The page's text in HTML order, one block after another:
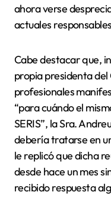
ahora verse
actuales
Cabe destacar que,
propia presidenta
profesionales
“para cuándo el
SERIS”, la Sra.
debería tratarse en
le replicó que dicha
desde hace un mes
recibido respuesta